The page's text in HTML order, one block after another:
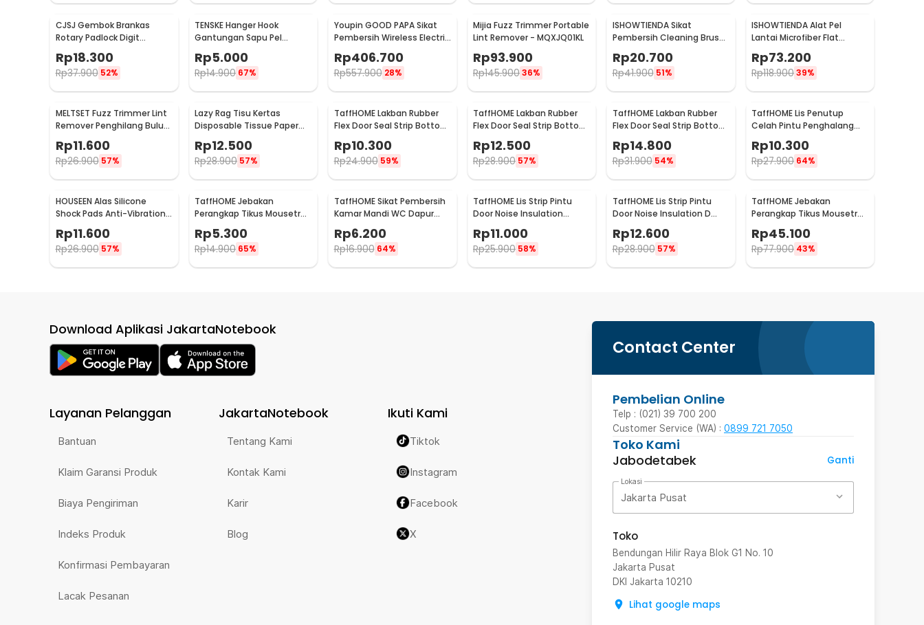
CJSJ Gembok Brankas
Rotary Padlock Digit
Combination Padlock -
CH-209
Rp18.300
Rp37.900 52%
TENSKE Hanger Hook
Gantungan Sapu Pel
Rp5.000
Rp14.900 67%
Youpin GOOD PAPA Sikat
Pembersih Wireless Electric
Cleaning - CL99
Rp406.700
Rp557.900 28%
Mijia Fuzz Trimmer Portable
Lint Remover - MQXJQ01KL
Rp93.900
Rp145.90036%
ISHOWTIENDA Sikat
Pembersih Cleaning Brush
S0026
Rp20.700
Rp41.900 51%
ISHOWTIENDA Alat Pel
Lantai Microfiber Flat
Flexible Head with Bucket -
FMI60
Rp73.200
Rp118.90039%
MELTSET Fuzz Trimmer Lint
Remover Penghilang Bulu
Serat Kain - CV8805
Rp11.600
Rp26.900 57%
Lazy Rag Tisu Kertas
Disposable Tissue Paper
MB104P
Rp12.500
Rp28.900 57%
TaffHOME Lakban Rubber
Flex Door Seal Strip Bottom
Waterproof 25mmx5M -
TP39
Rp10.300
Rp24.900 59%
TaffHOME Lakban Rubber
Flex Door Seal Strip Bottom
TP39
Rp12.500
Rp28.900 57%
TaffHOME Lakban Rubber
Flex Door Seal Strip Bottom
Waterproof 45mmx5M -
TP39
Rp14.800
Rp31.900 54%
TaffHOME Lis Penutup
Celah Pintu Penghalang
Debu Door Bottom Seal 1M
- LQ7
Rp10.300
Rp27.900 64%
HOUSEEN Alas Silicone
Shock Pads Anti-Vibration
Mats 4 PCS - NY522
Rp11.600
Rp26.900 57%
TaffHOME Jebakan
Perangkap Tikus Mousetrap
Sensitive - ZL-2021
Rp5.300
Rp14.900 65%
TaffHOME Sikat Pembersih
Kamar Mandi WC Dapur
Sponge Brush - 8211
Rp6.200
Rp16.900 64%
TaffHOME Lis Strip Pintu
Door Noise Insulation
5Mx9mmx9mm - KK-061
Rp11.000
Rp25.900 58%
TaffHOME Lis Strip Pintu
Door Noise Insulation D
Tape 9x6mm 10M - KK-062
Rp12.600
Rp28.900 57%
TaffHOME Jebakan
Perangkap Tikus Mousetrap
Rp45.100
Rp77.900 43%
Contact Center
Pembelian Online
Telp : (021) 39 700 200
Customer Service (WA) : 0899 721 7050
Toko Kami
Jabodetabek
Ganti
Lokasi
Jakarta Pusat
Toko
Bendungan Hilir Raya Blok G1 No. 10
Jakarta Pusat
DKI Jakarta 10210
Lihat google maps
Download Aplikasi JakartaNotebook
Layanan Pelanggan
Bantuan
Klaim Garansi Produk
Biaya Pengiriman
Indeks Produk
Konfirmasi Pembayaran
Lacak Pesanan
JakartaNotebook
Tentang Kami
Kontak Kami
Karir
Blog
Ikuti Kami
Tiktok
Instagram
Facebook
X